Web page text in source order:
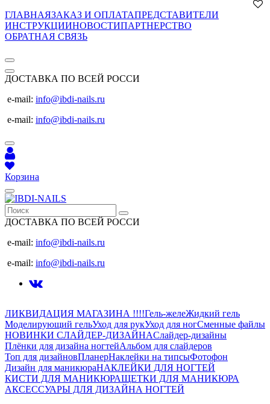
ГЛАВНАЯЗАКАЗ И ОПЛАТАПРЕДСТАВИТЕЛИ
ИНСТРУКЦИИНОВОСТИПАРТНЕРСТВО
ОБРАТНАЯ СВЯЗЬ
ДОСТАВКА ПО ВСЕЙ РОССИ
e-mail: info@ibdi-nails.ru
e-mail: info@ibdi-nails.ru
Корзина
ДОСТАВКА ПО ВСЕЙ РОССИ
e-mail: info@ibdi-nails.ru
e-mail: info@ibdi-nails.ru
ЛИКВИДАЦИЯ МАГАЗИНА !!!!Гель-желеЖидкий гель
Моделирующий гельУход для рукУход для ногСменные файлы
НОВИНКИ СЛАЙДЕР-ДИЗАЙНАСлайдер-дизайны
Плёнки для дизайна ногтейАльбом для слайдеров
Топ для дизайновПланерНаклейки на типсыФотофон
Дизайн для маникюраНАКЛЕЙКИ ДЛЯ НОГТЕЙ
КИСТИ ДЛЯ МАНИКЮРАЩЕТКИ ДЛЯ МАНИКЮРА
АКСЕССУАРЫ ДЛЯ ДИЗАЙНА НОГТЕЙ